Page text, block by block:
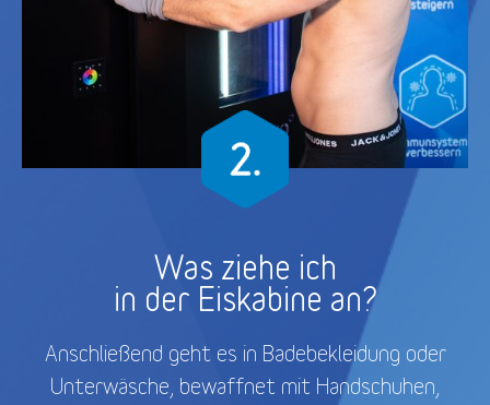
Was ziehe ich
in der Eiskabine an?
Anschließend geht es in Badebekleidung oder
Unterwäsche, bewaffnet mit Handschuhen,